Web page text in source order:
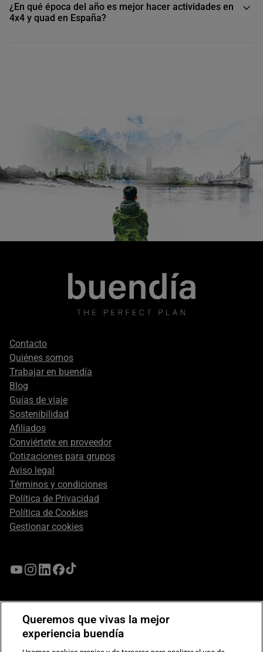
¿En qué época del año es mejor hacer actividades en
4x4 y quad en España?
Footer
secondary
Contacto
Quiénes somos
Trabajar en buendía
Blog
Guías de viaje
Sostenibilidad
Afiliados
Conviértete en proveedor
Cotizaciones para grupos
Aviso legal
Términos y condiciones
Política de Privacidad
Política de Cookies
Gestionar cookies
Queremos que vivas la mejor
experiencia buendía